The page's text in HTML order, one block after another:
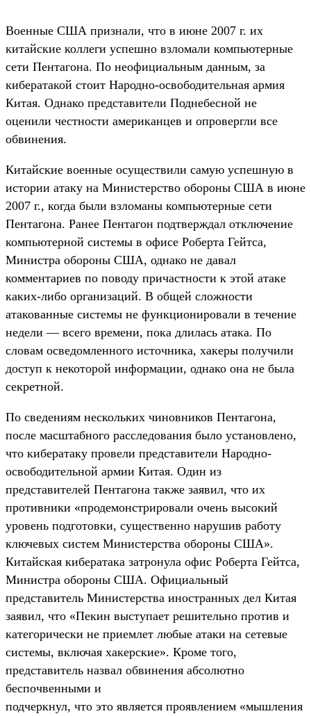
Военные США признали, что в июне 2007 г. их
китайские коллеги успешно взломали компьютерные
сети Пентагона. По неофициальным данным, за
кибератакой стоит Народно-освободительная армия
Китая. Однако представители Поднебесной не
оценили честности американцев и опровергли все
обвинения.
Китайские военные осуществили самую успешную в
истории атаку на Министерство обороны США в июне
2007 г., когда были взломаны компьютерные сети
Пентагона. Ранее Пентагон подтверждал отключение
компьютерной системы в офисе Роберта Гейтса,
Министра обороны США, однако не давал
комментариев по поводу причастности к этой атаке
каких-либо организаций. В общей сложности
атакованные системы не функционировали в течение
недели — всего времени, пока длилась атака. По
словам осведомленного источника, хакеры получили
доступ к некоторой информации, однако она не была
секретной.
По сведениям нескольких чиновников Пентагона,
после масштабного расследования было установлено,
что кибератаку провели представители Народно-
освободительной армии Китая. Один из
представителей Пентагона также заявил, что их
противники «продемонстрировали очень высокий
уровень подготовки, существенно нарушив работу
ключевых систем Министерства обороны США».
Китайская кибератака затронула офис Роберта Гейтса,
Министра обороны США. Официальный
представитель Министерства иностранных дел Китая
заявил, что «Пекин выступает решительно против и
категорически не приемлет любые атаки на сетевые
системы, включая хакерские». Кроме того,
представитель назвал обвинения абсолютно
беспочвенными и
подчеркнул, что это является проявлением «мышления